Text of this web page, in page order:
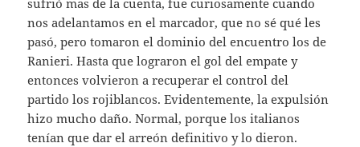
sufrió mas de la cuenta, fue curiosamente cuando
nos adelantamos en el marcador, que no sé qué les
pasó, pero tomaron el dominio del encuentro los de
Ranieri. Hasta que lograron el gol del empate y
entonces volvieron a recuperar el control del
partido los rojiblancos. Evidentemente, la expulsión
hizo mucho daño. Normal, porque los italianos
tenían que dar el arreón definitivo y lo dieron.